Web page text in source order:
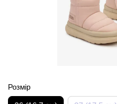
Розмір